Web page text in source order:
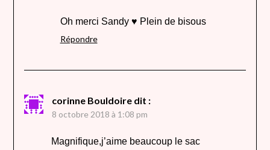
Oh merci Sandy ♥ Plein de bisous
Répondre
corinne Bouldoire dit :
8 octobre 2018 à 1:08 pm
Magnifique,j’aime beaucoup le sac